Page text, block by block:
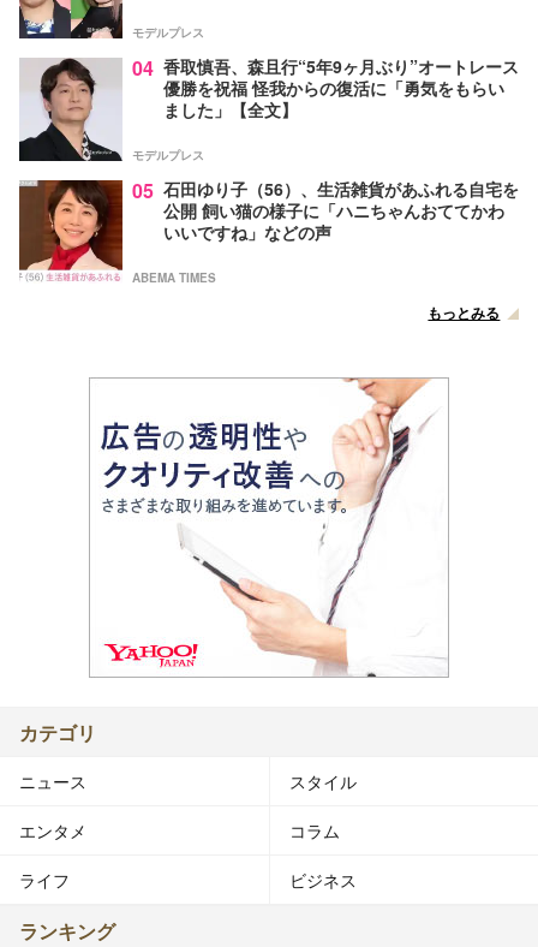
モデルプレス
04 香取慎吾、森且行“5年9ヶ月ぶり”オートレース
優勝を祝福 怪我からの復活に「勇気をもらい
ました」【全文】
モデルプレス
05 石田ゆり子（56）、生活雑貨があふれる自宅を
公開 飼い猫の様子に「ハニちゃんおててかわ
いいですね」などの声
ABEMA TIMES
もっとみる
カテゴリ
ニュース スタイル
エンタメ コラム
ライフ ビジネス
ランキング